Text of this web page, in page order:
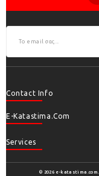
Contact Info
E-Katastima.com
Services
© 2026 e-